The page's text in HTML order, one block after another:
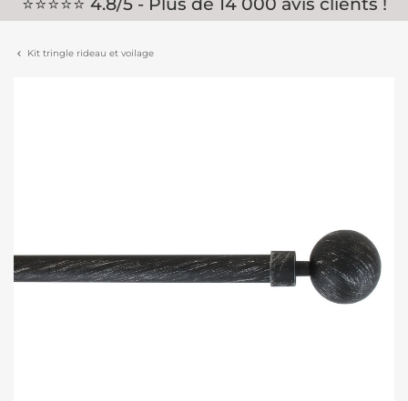
Kit tringle rideau et voilage